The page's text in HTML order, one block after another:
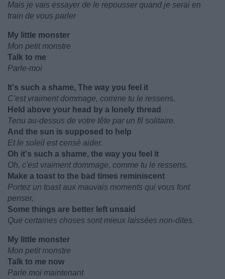
Mais je vais essayer de le repousser quand je serai en
train de vous parler
My little monster
Mon petit monstre
Talk to me
Parle-moi
It's such a shame, The way you feel it
C'est vraiment dommage, comme tu le ressens.
Held above your head by a lonely thread
Tenu au-dessus de votre tête par un fil solitaire.
And the sun is supposed to help
Et le soleil est censé aider.
Oh it's such a shame, the way you feel it
Oh, c'est vraiment dommage, comme tu le ressens.
Make a toast to the bad times reminiscent
Portez un toast aux mauvais moments qui vous font
penser,
Some things are better left unsaid
Que certaines choses sont mieux laissées non-dites.
My little monster
Mon petit monstre
Talk to me now
Parle moi maintenant